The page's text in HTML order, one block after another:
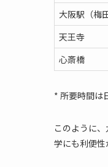
大阪駅（梅
天王寺
心斎橋
* 所要時間は
このように
学にも利便性